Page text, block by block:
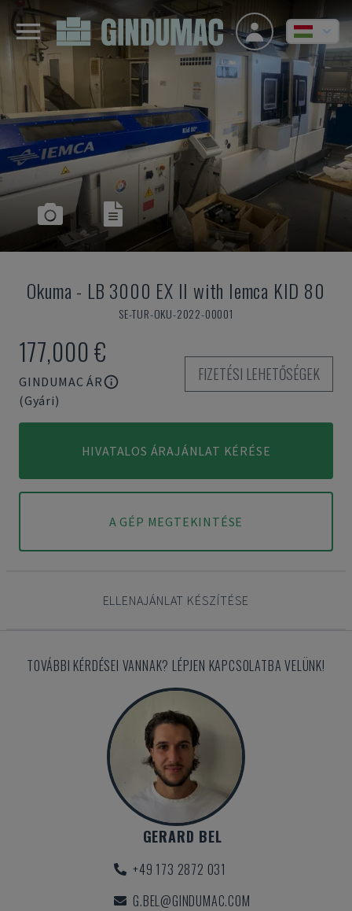
Okuma - LB 3000 EX II with Iemca KID 80
SE-TUR-OKU-2022-00001
177,000 €
GINDUMAC ÁR
(Gyári)
FIZETÉSI LEHETŐSÉGEK
HIVATALOS ÁRAJÁNLAT KÉRÉSE
A GÉP MEGTEKINTÉSE
ELLENAJÁNLAT KÉSZÍTÉSE
TOVÁBBI KÉRDÉSEI VANNAK? LÉPJEN KAPCSOLATBA VELÜNK!
GERARD BEL
+49 173 2872 031
G.BEL@GINDUMAC.COM